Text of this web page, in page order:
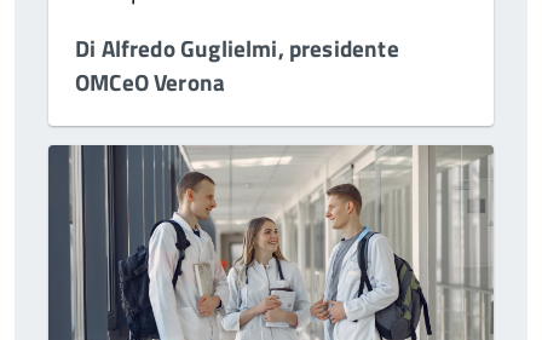
Di Alfredo Guglielmi, presidente
OMCeO Verona